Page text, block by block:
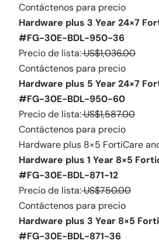
Contáctenos para precio
Hardware plus 3 Year 24×7
#FG-30E-BDL-950-36
Precio de lista:US$1,036.00
Contáctenos para precio
Hardware plus 5 Year 24×7
#FG-30E-BDL-950-60
Precio de lista:US$1,587.00
Contáctenos para precio
Hardware plus 8×5 FortiCare
Hardware plus 1 Year 8×5
#FG-30E-BDL-871-12
Precio de lista:US$750.00
Contáctenos para precio
Hardware plus 3 Year 8×5
#FG-30E-BDL-871-36